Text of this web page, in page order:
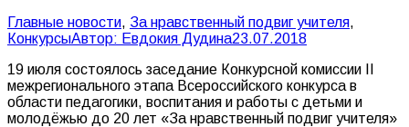
Главные новости, За нравственный подвиг учителя,
КонкурсыАвтор: Евдокия Дудина23.07.2018
19 июля состоялось заседание Конкурсной комиссии II
межрегионального этапа Всероссийского конкурса в
области педагогики, воспитания и работы с детьми и
молодёжью до 20 лет «За нравственный подвиг учителя»